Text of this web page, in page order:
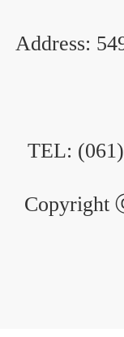
Address:
TEL:
Copyright